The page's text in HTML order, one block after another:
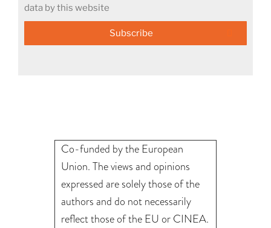
data by this website
Subscribe
Co-funded by the European
Union. The views and opinions
expressed are solely those of the
authors and do not necessarily
reflect those of the EU or CINEA.